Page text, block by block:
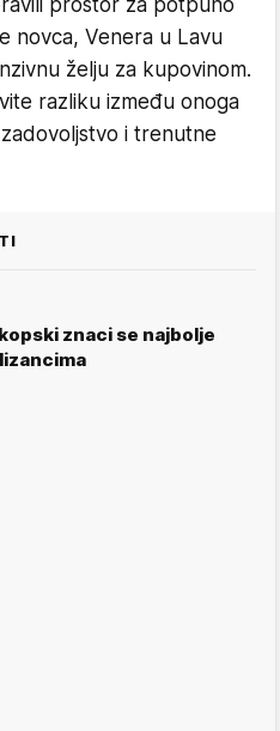
prostor za potpuno
novca, Venera u Lavu
želju za kupovinom.
razliku između onoga
i trenutne
znaci se najbolje